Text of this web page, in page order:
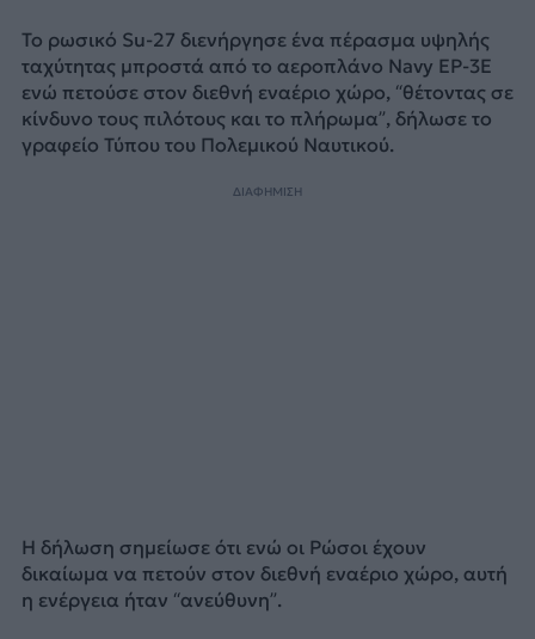
Το ρωσικό Su-27 διενήργησε ένα πέρασμα υψηλής
ταχύτητας μπροστά από το αεροπλάνο Navy EP-3E
ενώ πετούσε στον διεθνή εναέριο χώρο, “θέτοντας σε
κίνδυνο τους πιλότους και το πλήρωμα”, δήλωσε το
γραφείο Τύπου του Πολεμικού Ναυτικού.
ΔΙΑΦΗΜΙΣΗ
Η δήλωση σημείωσε ότι ενώ οι Ρώσοι έχουν
δικαίωμα να πετούν στον διεθνή εναέριο χώρο, αυτή
η ενέργεια ήταν “ανεύθυνη”.